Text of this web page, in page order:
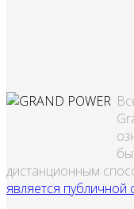
дистанционным
является публичной